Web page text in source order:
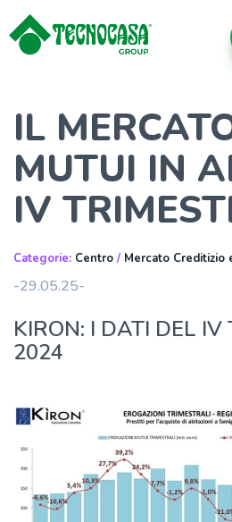
IL
MUTUI IN
IV
Categorie: Centro / Mercato
-29.05.25-
KIRON: I DATI DEL IV
2024